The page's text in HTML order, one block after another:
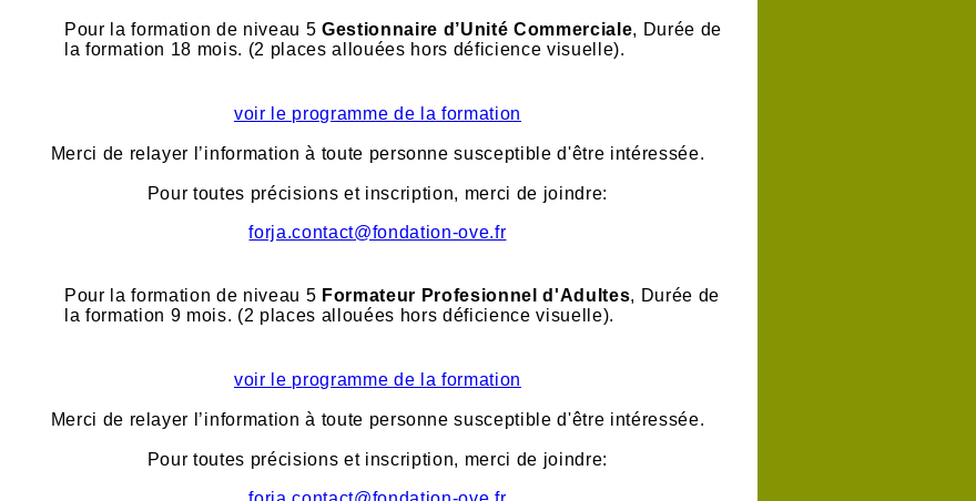
Pour la formation de niveau 5 Gestionnaire d’Unité Commerciale, Durée de
la formation 18 mois. (2 places allouées hors déficience visuelle).
voir le programme de la formation
Merci de relayer l’information à toute personne susceptible d'être intéressée.
Pour toutes précisions et inscription, merci de joindre:
forja.contact@fondation-ove.fr
Pour la formation de niveau 5 Formateur Profesionnel d'Adultes, Durée de
la formation 9 mois. (2 places allouées hors déficience visuelle).
voir le programme de la formation
Merci de relayer l’information à toute personne susceptible d'être intéressée.
Pour toutes précisions et inscription, merci de joindre: